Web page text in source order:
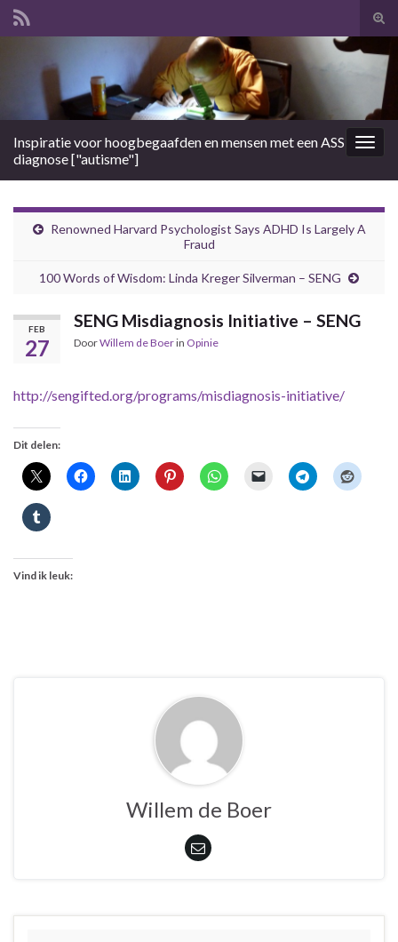
Search for:
Inspiratie voor hoogbegaafden en mensen met een ASS
diagnose ["autisme"]
Renowned Harvard Psychologist Says ADHD Is Largely A
Fraud
100 Words of Wisdom: Linda Kreger Silverman – SENG
FEB
27
SENG Misdiagnosis Initiative – SENG
DoorWillem de Boerin Opinie
http://sengifted.org/programs/misdiagnosis-initiative/
Dit delen:
Vind ik leuk:
Willem de Boer